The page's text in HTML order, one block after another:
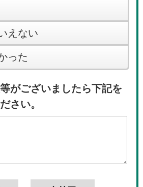
えない
った
がございましたら下記を
さい。